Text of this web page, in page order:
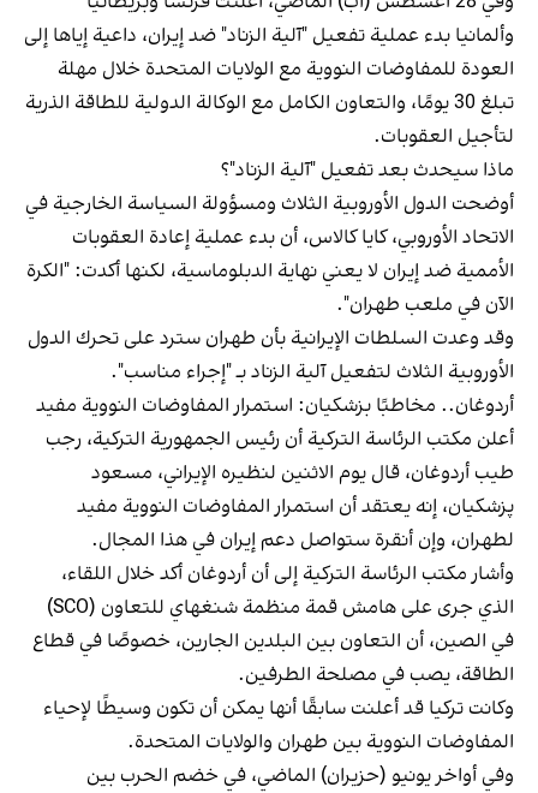
وألمانيا بدء عملية تفعيل "آلية الزناد" ضد إيران، داعية إياها إلى
العودة للمفاوضات النووية مع الولايات المتحدة خلال مهلة
تبلغ 30 يومًا، والتعاون الكامل مع الوكالة الدولية للطاقة الذرية
لتأجيل العقوبات.
ماذا سيحدث بعد تفعيل "آلية الزناد"؟
أوضحت الدول الأوروبية الثلاث ومسؤولة السياسة الخارجية في
الاتحاد الأوروبي، كايا كالاس، أن بدء عملية إعادة العقوبات
الأممية ضد إيران لا يعني نهاية الدبلوماسية، لكنها أكدت: "الكرة
الآن في ملعب طهران".
وقد وعدت السلطات الإيرانية بأن طهران سترد على تحرك الدول
الأوروبية الثلاث لتفعيل آلية الزناد بـ "إجراء مناسب".
أردوغان.. مخاطبًا بزشکیان: استمرار المفاوضات النووية مفيد
أعلن مكتب الرئاسة التركية أن رئيس الجمهورية التركية، رجب
طيب أردوغان، قال يوم الاثنين لنظيره الإيراني، مسعود
پزشکیان، إنه يعتقد أن استمرار المفاوضات النووية مفيد
لطهران، وإن أنقرة ستواصل دعم إيران في هذا المجال.
وأشار مكتب الرئاسة التركية إلى أن أردوغان أكد خلال اللقاء،
الذي جرى على هامش قمة منظمة شنغهاي للتعاون (SCO)
في الصين، أن التعاون بين البلدين الجارين، خصوصًا في قطاع
الطاقة، يصب في مصلحة الطرفين.
وكانت تركيا قد أعلنت سابقًا أنها يمكن أن تكون وسيطًا لإحياء
المفاوضات النووية بين طهران والولايات المتحدة.
وفي أواخر يونيو (حزيران) الماضي، في خضم الحرب بين